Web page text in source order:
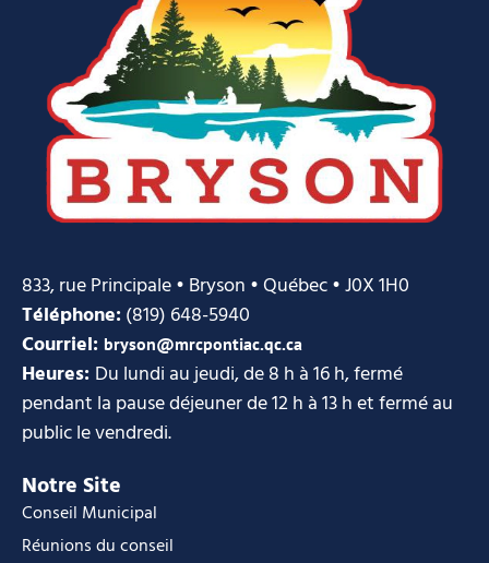
833, rue Principale • Bryson • Québec • J0X 1H0
Téléphone:(819) 648-5940
Courriel: bryson@mrcpontiac.qc.ca
Heures: Du lundi au jeudi, de 8 h à 16 h, fermé
pendant la pause déjeuner de 12 h à 13 h et fermé au
public le vendredi.
Notre Site
Conseil Municipal
Réunions du conseil